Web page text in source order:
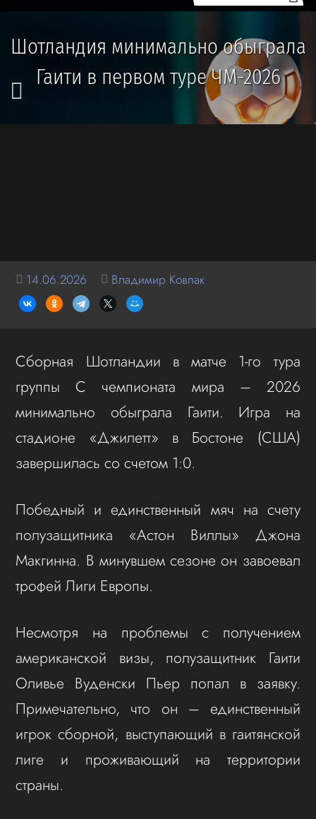
Шотландия минимально обыграла
Гаити в первом туре ЧМ-2026
14.06.2026 Владимир Ковпак
Сборная Шотландии в матче 1-го тура
группы C чемпионата мира – 2026
минимально обыграла Гаити. Игра на
стадионе «Джилетт» в Бостоне (США)
завершилась со счетом 1:0.
Победный и единственный мяч на счету
полузащитника «Астон Виллы» Джона
Макгинна. В минувшем сезоне он завоевал
трофей Лиги Европы.
Несмотря на проблемы с получением
американской визы, полузащитник Гаити
Оливье Вуденски Пьер попал в заявку.
Примечательно, что он – единственный
игрок сборной, выступающий в гаитянской
лиге и проживающий на территории
страны.